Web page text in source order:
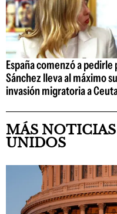
España comenzó a
Sánchez lleva al máximo
invasión migratoria a
MÁS
UNIDOS